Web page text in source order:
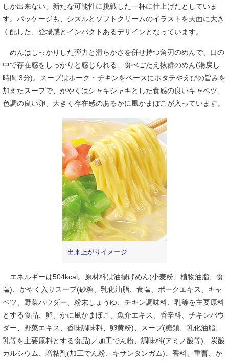
しか出来ない、新たな可能性に挑戦した一杯に仕上げたとしていま
す。パッケージも、シズルとソフトクリームのイラストを天面に大き
く配した、登場感とインパクトあるデザインとなっています。
めんはしっかりした弾力と滑らかさを併せ持つ角刃のめんで、口の
中で存在感をしっかりと感じられる、食べごたえ抜群のめん(湯戻し
時間:3分)。スープはポーク・チキンをベースにホタテやえびの旨みを
加えたスープで、かやくはシャキシャキとした食感の良いキャベツ、
色調の良い卵、大きく存在感のあるかに風かまぼこが入っています。
出来上がりイメージ
エネルギーは504kcal。原材料は油揚げめん(小麦粉、植物油脂、食
塩)、かやく入りスープ(砂糖、乳化油脂、食塩、ポークエキス、キャ
ベツ、野菜パウダー、粉末しょうゆ、チキン調味料、乳等を主要原料
とする食品、卵、かに風かまぼこ、魚介エキス、香辛料、チキンパウ
ダー、野菜エキス、香味調味料、卵黄粉)、スープ(糖類、乳化油脂、
乳等を主要原料とする食品)／加工でん粉、調味料(アミノ酸等)、炭酸
カルシウム、増粘剤(加工でん粉、キサンタンガム)、香料、重曹、か